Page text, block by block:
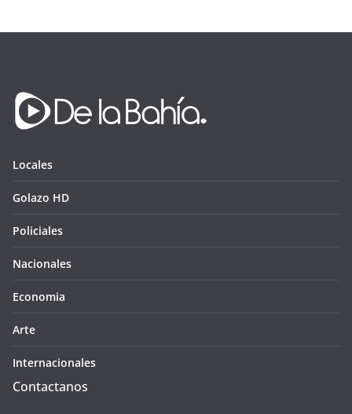
Locales
Golazo HD
Policiales
Nacionales
Economia
Arte
Internacionales
Contactanos